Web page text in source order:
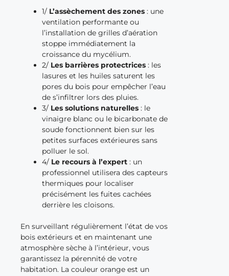
1/ L’assèchement des zones : une
ventilation performante ou
l’installation de grilles d’aération
stoppe immédiatement la
croissance du mycélium.
2/ Les barrières protectrices : les
lasures et les huiles saturent les
pores du bois pour empêcher l’eau
de s’infiltrer lors des pluies.
3/ Les solutions naturelles : le
vinaigre blanc ou le bicarbonate de
soude fonctionnent bien sur les
petites surfaces extérieures sans
polluer le sol.
4/ Le recours à l’expert : un
professionnel utilisera des capteurs
thermiques pour localiser
précisément les fuites cachées
derrière les cloisons.
En surveillant régulièrement l’état de vos
bois extérieurs et en maintenant une
atmosphère sèche à l’intérieur, vous
garantissez la pérennité de votre
habitation. La couleur orange est un